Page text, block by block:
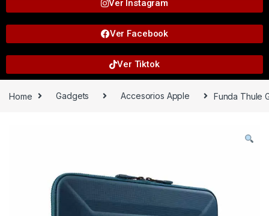
Ver Instagram
Ver Facebook
Ver Tiktok
Home Gadgets Accesorios Apple Funda Thule